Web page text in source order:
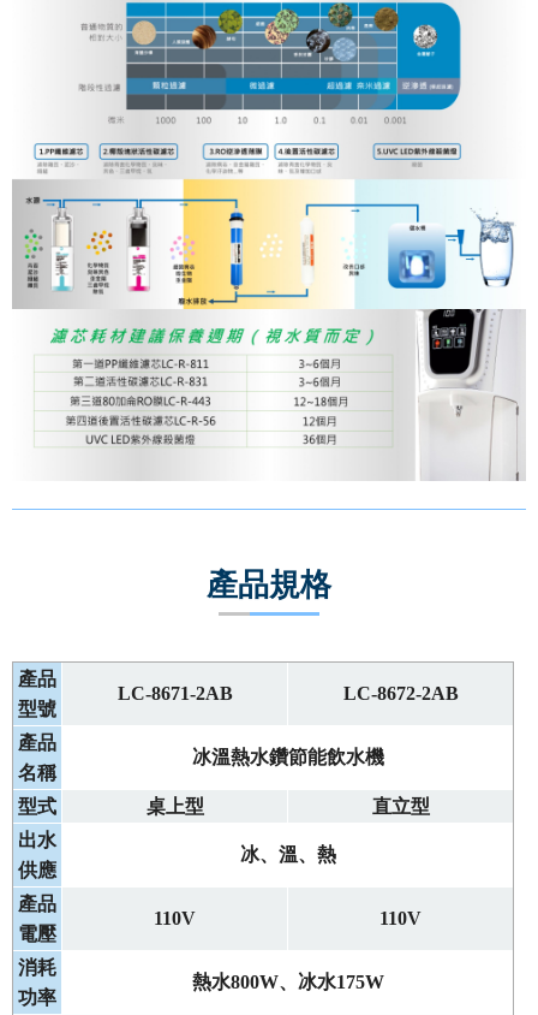
產品規格
產品
型號
LC-8671-2AB LC-8672-2AB
產品
名稱
冰溫熱水鑽節能飲水機
型式 桌上型
直立型
出水
供應
冰、溫、熱
產品
電壓
110V 110V
消耗
功率
熱水800W、冰水175W